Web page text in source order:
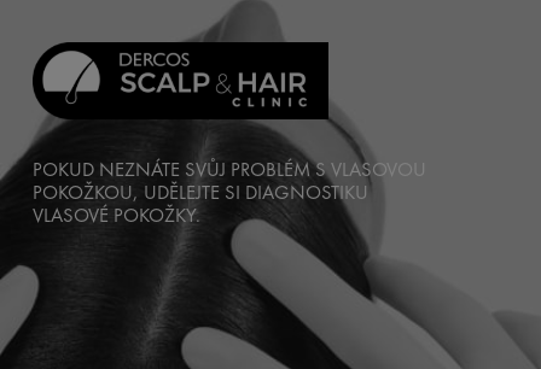
POKUD NEZNÁTE SVŮJ PROBLÉM S VLASOVOU
POKOŽKOU, UDĚLEJTE SI DIAGNOSTIKU
VLASOVÉ POKOŽKY.